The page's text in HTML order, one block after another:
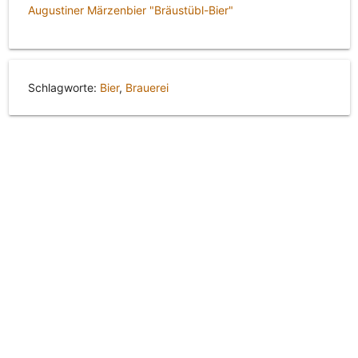
Augustiner Märzenbier "Bräustübl-Bier"
Schlagworte: Bier, Brauerei